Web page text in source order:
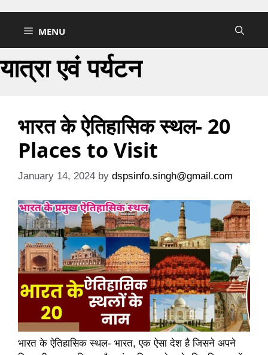
content MENU
यात्रा एवं पर्यटन
भारत के ऐतिहासिक स्थल- 20
Places to Visit
January 14, 2024 by dspsinfo.singh@gmail.com
भारत के ऐतिहासिक स्थल- भारत, एक ऐसा देश है जिसने अपने